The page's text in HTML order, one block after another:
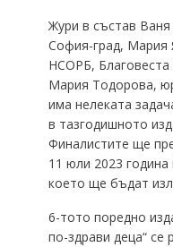
Жури в състав
София-град, Мария
НСОРБ,
Мария Тодорова,
има нелеката
в тазгодишното
Финалистите ще
11 юли 2023
което ще бъдат
6-тото поредно
по-здрави деца“